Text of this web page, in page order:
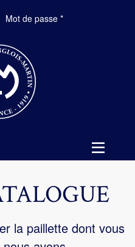
Mot de passe*Obligatoire
la paillette dont vous